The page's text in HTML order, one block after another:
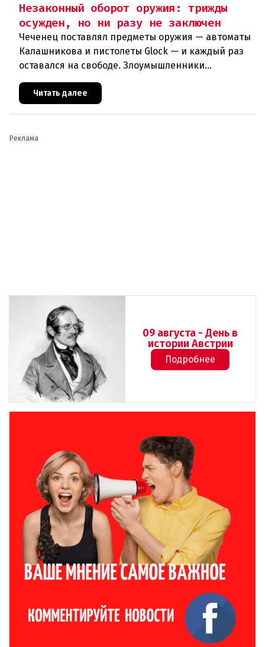
Незаконный оборот оружия: трижды
осужден, но ни разу не заключен
Чеченец поставлял предметы оружия — автоматы
Калашникова и пистолеты Glock — и каждый раз
оставался на свободе. Злоумышленники
используют незаконный оборот оружия в своих
террористических планах. Куйт
Читать далее
Реклама
09 августа - День в
истории Австрии
Подробнее